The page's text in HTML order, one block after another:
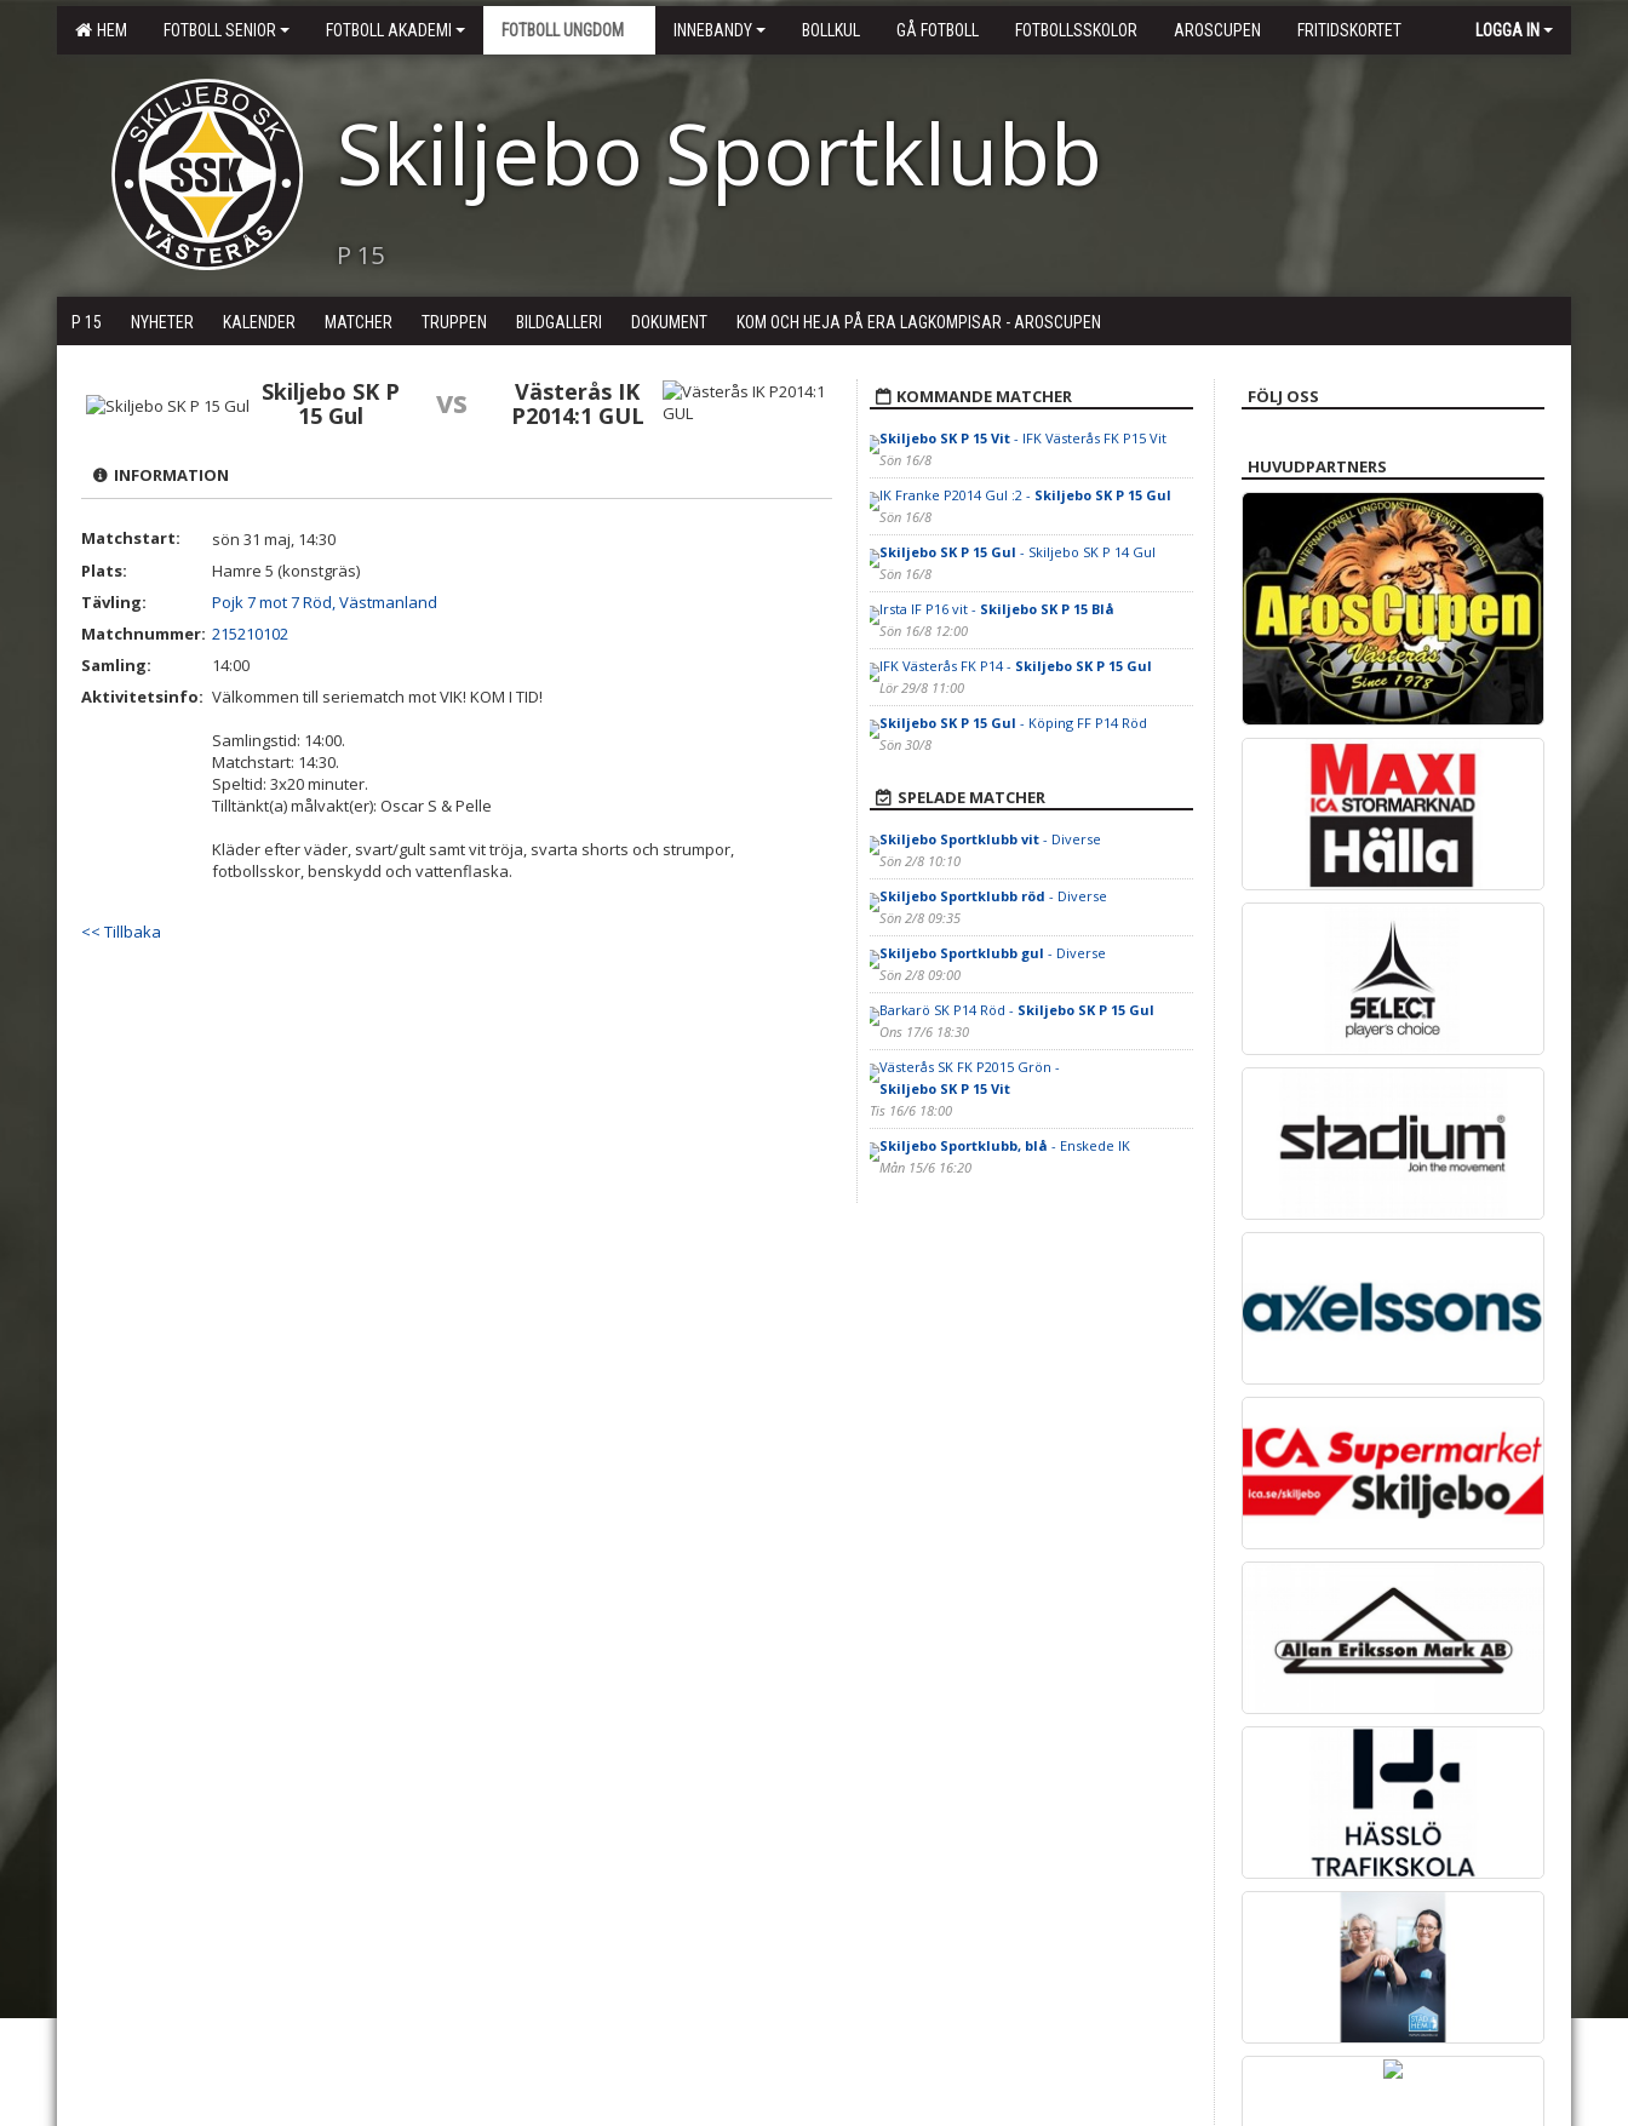
HEM FOTBOLL SENIOR FOTBOLL AKADEMI FOTBOLL UNGDOM INNEBANDY BOLLKUL GÅ FOTBOLL FOTBOLLSSKOLOR AROSCUPEN FRITIDSKORTET LOGGA IN
Skiljebo Sportklubb
P 15
P 15 NYHETER KALENDER MATCHER TRUPPEN BILDGALLERI DOKUMENT KOM OCH HEJA PÅ ERA LAGKOMPISAR - AROSCUPEN
Skiljebo SK P
15 Gul
vs
Västerås IK
P2014:1 GUL
INFORMATION
Matchstart:
sön 31 maj, 14:30
Plats:
Hamre 5 (konstgräs)
Tävling:
Pojk 7 mot 7 Röd, Västmanland
Matchnummer: 215210102
Samling:
14:00
Aktivitetsinfo: Välkommen till seriematch mot VIK! KOM I TID!
Samlingstid: 14:00.
Matchstart: 14:30.
Speltid: 3x20 minuter.
Tilltänkt(a) målvakt(er): Oscar S & Pelle
Kläder efter väder, svart/gult samt vit tröja, svarta shorts och strumpor,
fotbollsskor, benskydd och vattenflaska.
<< Tillbaka
KOMMANDE MATCHER
Skiljebo SK P 15 Vit- IFK Västerås FK P15 Vit
Sön 16/8
IK Franke P2014 Gul :2 - Skiljebo SK P 15 Gul
Sön 16/8
Skiljebo SK P 15 Gul - Skiljebo SK P 14 Gul
Sön 16/8
Irsta IF P16 vit - Skiljebo SK P 15 Blå
Sön 16/8 12:00
IFK Västerås FK P14 - Skiljebo SK P 15 Gul
Lör 29/8 11:00
Skiljebo SK P 15 Gul - Köping FF P14 Röd
Sön 30/8
SPELADE MATCHER
Skiljebo Sportklubb vit- Diverse
Sön 2/8 10:10
Skiljebo Sportklubb röd - Diverse
Sön 2/8 09:35
Skiljebo Sportklubb gul - Diverse
Sön 2/8 09:00
Barkarö SK P14 Röd - Skiljebo SK P 15 Gul
Ons 17/6 18:30
Västerås SK FK P2015 Grön -
Skiljebo SK P 15 Vit
Tis 16/6 18:00
Skiljebo Sportklubb, blå - Enskede IK
Mån 15/6 16:20
FÖLJ OSS
HUVUDPARTNERS